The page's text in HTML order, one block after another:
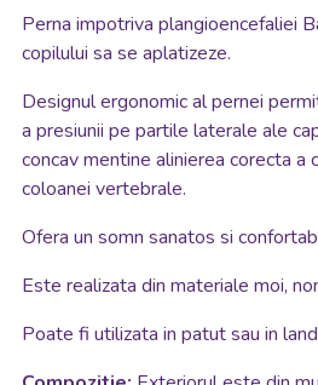
Perna impotriva plangioencefaliei
copilului sa se aplatizeze.
Designul ergonomic al pernei
a presiunii pe partile laterale ale
concav mentine alinierea corecta a
coloanei vertebrale.
Ofera un somn sanatos si
Este realizata din materiale moi,
Poate fi utilizata in patut sau in